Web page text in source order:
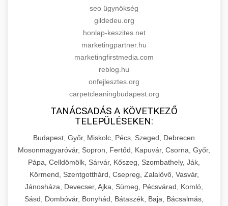
seo ügynökség
gildedeu.org
honlap-keszites.net
marketingpartner.hu
marketingfirstmedia.com
reblog.hu
onfejlesztes.org
carpetcleaningbudapest.org
TANÁCSADÁS A KÖVETKEZŐ
TELEPÜLÉSEKEN:
Budapest, Győr, Miskolc, Pécs, Szeged, Debrecen
Mosonmagyaróvár, Sopron, Fertőd, Kapuvár, Csorna, Győr,
Pápa, Celldömölk, Sárvár, Kőszeg, Szombathely, Ják,
Körmend, Szentgotthárd, Csepreg, Zalalövő, Vasvár,
Jánosháza, Devecser, Ajka, Sümeg, Pécsvárad, Komló,
Sásd, Dombóvár, Bonyhád, Bátaszék, Baja, Bácsalmás,